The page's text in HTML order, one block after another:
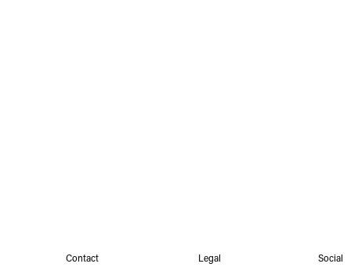
Contact Legal Social